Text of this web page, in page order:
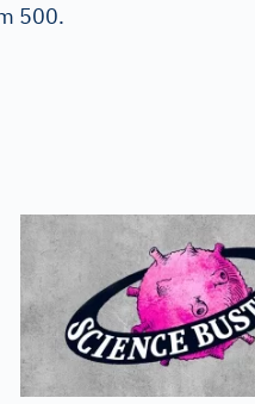
500.